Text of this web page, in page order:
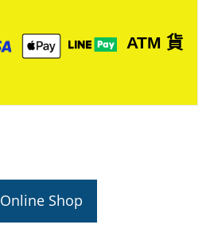
ATM 貨
Online Shop